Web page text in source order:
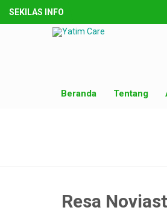
SEKILAS INFO
Beranda Tentang
Resa